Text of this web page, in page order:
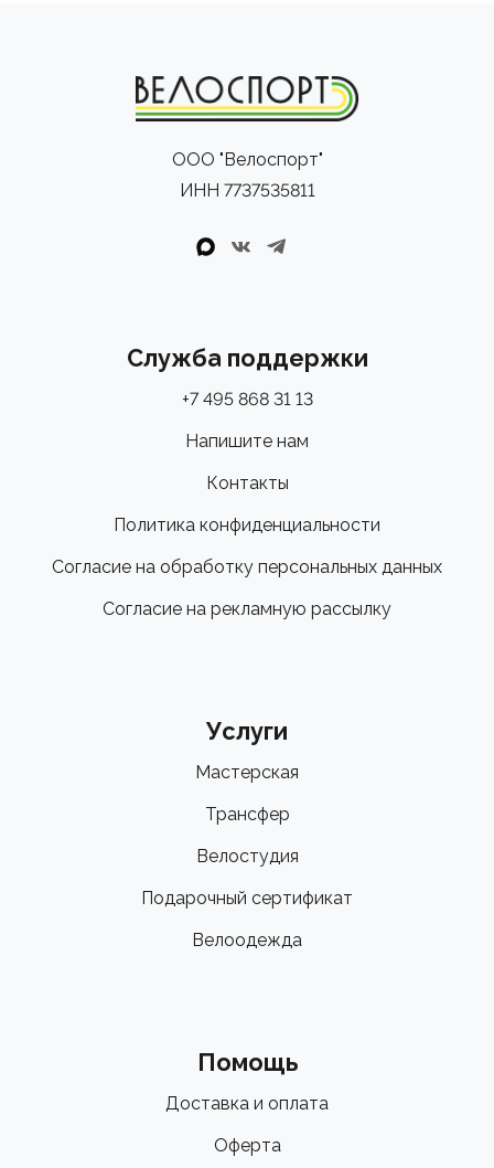
ООО "Велоспорт"
ИНН 7737535811
Служба поддержки
+7 495 868 31 13
Напишите нам
Контакты
Политика конфиденциальности
Согласие на обработку персональных данных
Согласие на рекламную рассылку
Услуги
Мастерская
Трансфер
Велостудия
Подарочный сертификат
Велоодежда
Помощь
Доставка и оплата
Оферта